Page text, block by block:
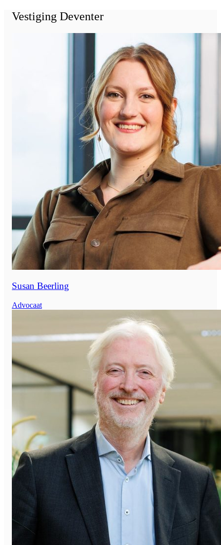
Vestiging Deventer
Susan Beerling
Advocaat